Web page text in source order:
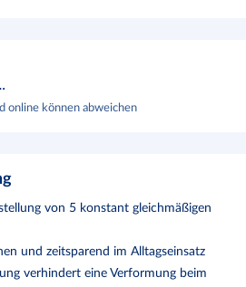
online können abweichen
von 5 konstant gleichmäßigen
und zeitsparend im Alltagseinsatz
verhindert eine Verformung beim